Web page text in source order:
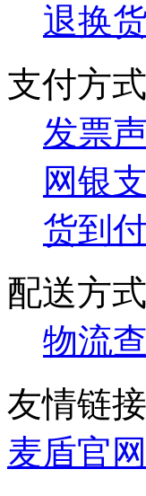
退换
支付方式
发票
网银
货到
配送方式
物流
友情链
麦盾官网